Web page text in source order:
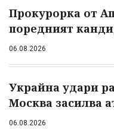
Прокурорка от
поредният
06.08.2026
Украйна удари
Москва засилва
06.08.2026